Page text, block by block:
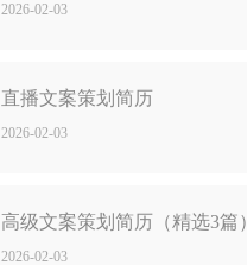
2026-02-03
直播文案策划简历
2026-02-03
高级文案策划简历（精选3篇
2026-02-03